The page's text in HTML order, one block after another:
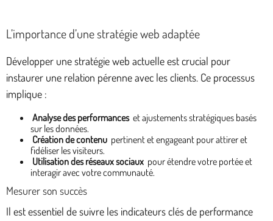
L’importance d’une stratégie web adaptée
Développer une stratégie web actuelle est crucial pour
instaurer une relation pérenne avec les clients. Ce processus
implique :
Analyse des performances et ajustements stratégiques basés
sur les données.
Création de contenu pertinent et engageant pour attirer et
fidéliser les visiteurs.
Utilisation des réseaux sociaux pour étendre votre portée et
interagir avec votre communauté.
Mesurer son succès
Il est essentiel de suivre les indicateurs clés de performance